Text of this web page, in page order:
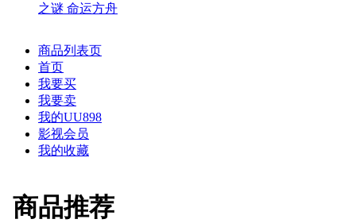
之谜 命运方舟
商品列表页
首页
我要买
我要卖
我的UU898
影视会员
我的收藏
商品推荐